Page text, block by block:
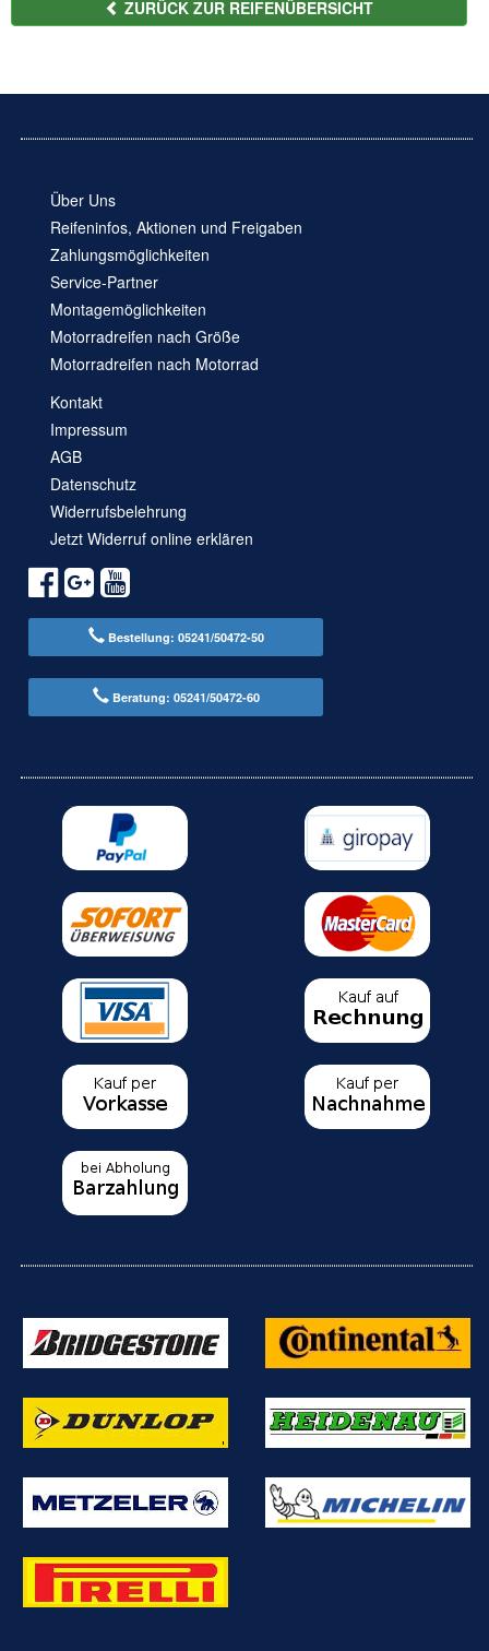
ZURÜCK ZUR REIFENÜBERSICHT
Über Uns
Reifeninfos, Aktionen und Freigaben
Zahlungsmöglichkeiten
Service-Partner
Montagemöglichkeiten
Motorradreifen nach Größe
Motorradreifen nach Motorrad
Kontakt
Impressum
AGB
Datenschutz
Widerrufsbelehrung
Jetzt Widerruf online erklären
Bestellung: 05241/50472-50
Beratung: 05241/50472-60